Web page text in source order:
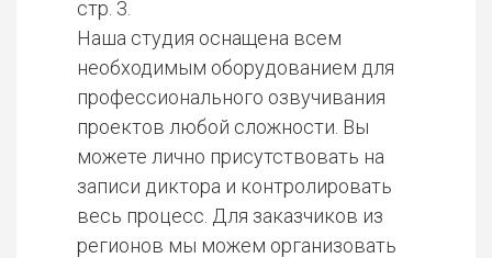
стр. 3.
Наша студия оснащена всем
необходимым оборудованием для
профессионального озвучивания
проектов любой сложности. Вы
можете лично присутствовать на
записи диктора и контролировать
весь процесс. Для заказчиков из
регионов мы можем организовать